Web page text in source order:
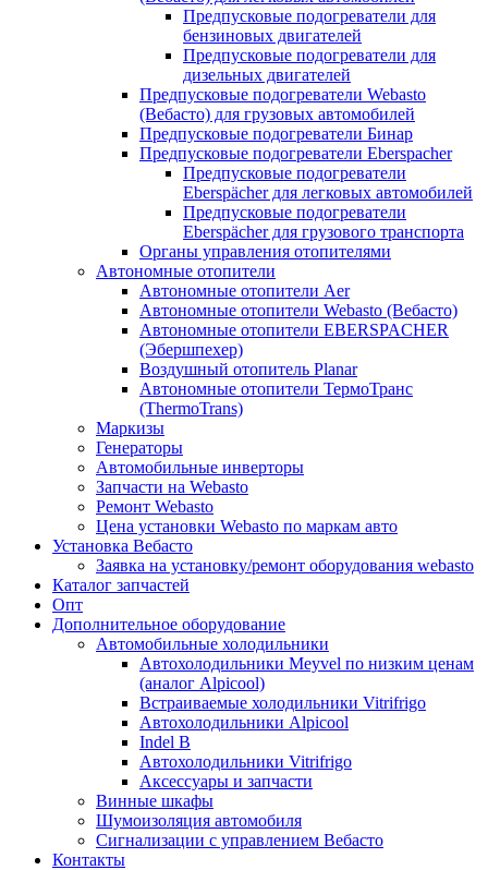
Предпусковые подогреватели для
бензиновых двигателей
Предпусковые подогреватели для
дизельных двигателей
Предпусковые подогреватели Webasto
(Вебасто) для грузовых автомобилей
Предпусковые подогреватели Бинар
Предпусковые подогреватели Eberspacher
Предпусковые подогреватели
Eberspächer для легковых автомобилей
Предпусковые подогреватели
Eberspächer для грузового транспорта
Органы управления отопителями
Автономные отопители
Автономные отопители Аer
Автономные отопители Webasto (Вебасто)
Автономные отопители EBERSPACHER
(Эбершпехер)
Воздушный отопитель Planar
Автономные отопители ТермоТранс
(ThermoTrans)
Маркизы
Генераторы
Автомобильные инверторы
Запчасти на Webasto
Ремонт Webasto
Цена установки Webasto по маркам авто
Установка Вебасто
Заявка на установку/ремонт оборудования webasto
Каталог запчастей
Опт
Дополнительное оборудование
Автомобильные холодильники
Автохолодильники Meyvel по низким ценам
(аналог Alpicool)
Встраиваемые холодильники Vitrifrigo
Автохолодильники Alpicool
Indel B
Автохолодильники Vitrifrigo
Аксессуары и запчасти
Винные шкафы
Шумоизоляция автомобиля
Сигнализации с управлением Вебасто
Контакты